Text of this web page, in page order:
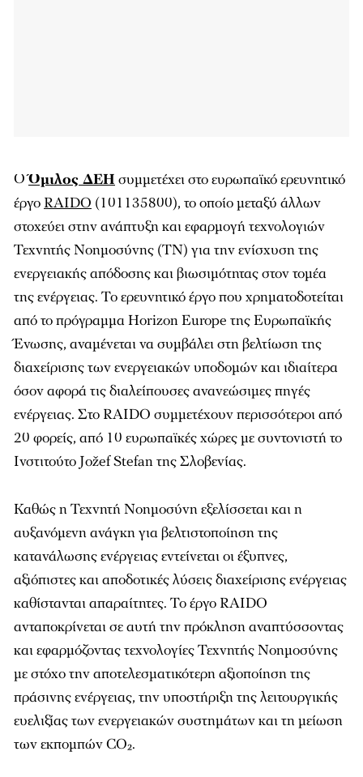
ΟΌμιλος ΔΕΗ συμμετέχει στο ευρωπαϊκό ερευνητικό
έργο RAIDO (101135800), το οποίο μεταξύ άλλων
στοχεύει στην ανάπτυξη και εφαρμογή τεχνολογιών
Τεχνητής Νοημοσύνης (ΤΝ) για την ενίσχυση της
ενεργειακής απόδοσης και βιωσιμότητας στον τομέα
της ενέργειας. Το ερευνητικό έργο που χρηματοδοτείται
από το πρόγραμμα Horizon Europe της Ευρωπαϊκής
Ένωσης, αναμένεται να συμβάλει στη βελτίωση της
διαχείρισης των ενεργειακών υποδομών και ιδιαίτερα
όσον αφορά τις διαλείπουσες ανανεώσιμες πηγές
ενέργειας. Στο RAIDO συμμετέχουν περισσότεροι από
20 φορείς, από 10 ευρωπαϊκές χώρες με συντονιστή το
Ινστιτούτο Jožef Stefan της Σλοβενίας.
Καθώς η Τεχνητή Νοημοσύνη εξελίσσεται και η
αυξανόμενη ανάγκη για βελτιστοποίηση της
κατανάλωσης ενέργειας εντείνεται οι έξυπνες,
αξιόπιστες και αποδοτικές λύσεις διαχείρισης ενέργειας
καθίστανται απαραίτητες. Το έργο RAIDO
ανταποκρίνεται σε αυτή την πρόκληση αναπτύσσοντας
και εφαρμόζοντας τεχνολογίες Τεχνητής Νοημοσύνης
με στόχο την αποτελεσματικότερη αξιοποίηση της
πράσινης ενέργειας, την υποστήριξη της λειτουργικής
ευελιξίας των ενεργειακών συστημάτων και τη μείωση
των εκπομπών CO₂.